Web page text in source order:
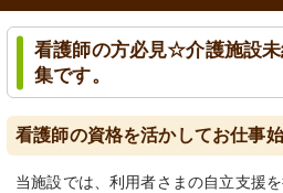
看護師の方必見☆介護施設
集です。
看護師の資格を活かしてお仕事
当施設では、利用者さまの自立支援